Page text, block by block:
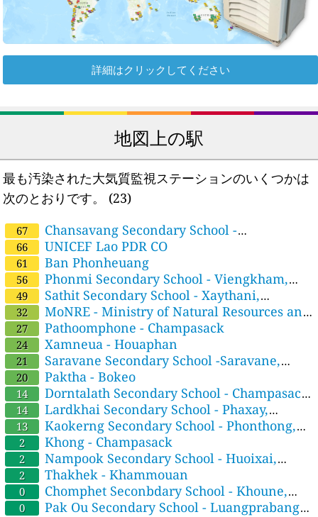
詳細はクリックしてください
地図上の駅
最も汚染された大気質監視ステーションのいくつかは
次のとおりです。
(23)
67
Chansavang Secondary School -
Sikhottabong, Vientiane Capital ມັດທະຍົມ ຈັນ
ສະຫວ່າງ
66 UNICEF Lao PDR CO
61 Ban Phonheuang
56
Phonmi Secondary School - Viengkham,
Vientiane Province ມັດທະຍົມສົມບຸນ ໂພນໝີ
49
Sathit Secondary School - Xaythani,
Vientiane Capital ມັດທະຍົມ ສາທິດ
32
MoNRE - Ministry of Natural Resources and
Environment
27 Pathoomphone - Champasack
24 Xamneua - Houaphan
21
Saravane Secondary School -Saravane,
Saravane ມັດທະຍົມສົມບູນ ສາລະວັນ
20 Paktha - Bokeo
14
Dorntalath Secondary School - Champasack,
Champasack ມັດທະຍົມ ດອນຕະລາດ
14
Lardkhai Secondary School - Phaxay,
Xiengkhouang ມັດທະຍົມ ລາດຄ້າຍ
13
Kaokerng Secondary School - Phonthong,
Champasack ມັດທະຍົມ ເກົ່າເກີງ
2 Khong - Champasack
2
Nampook Secondary School - Huoixai,
Bokeo ມັດທະຍົມສົມບູນ ນ້ຳປຸກ
2 Thakhek - Khammouan
0
Chomphet Seconbdary School - Khoune,
Xiengkhuang ມັດທະຍົມ ຈອມເພັດ
0 Pak Ou Secondary School - Luangprabang